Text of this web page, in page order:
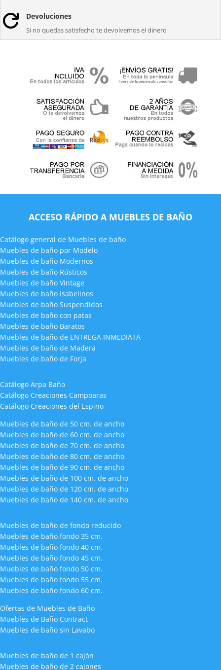
 Devoluciones
Si no quedas satisfecho te devolvemos el dinero
ACCESO RÁPIDO A MUEBLES DE BAÑO
Catálogo general de Muebles de baño
Muebles de baño por Modelo
Muebles de baño Modernos
Muebles de baño Rústicos
Muebles de baño Vintage
Muebles de baño Isabelinos
Muebles de baño Suspendidos
Muebles de baño con patas
Muebles de baño Baratos
Muebles de baño de ENTREGA INMEDIATA
Muebles de baño de Madera
Muebles de baño de Forja
Catálogo Arpa Baño
Catálogo Creaciones Campoaras
Catálogo Creaciones del Espino
Muebles de baño de 50 cm. de ancho
Muebles de baño de 60 cm. de ancho
Muebles de baño de 70 cm. de ancho
Muebles de baño de 80 cm. de ancho
Muebles de baño de 90 cm. de ancho
Muebles de baño de 100 cm. de ancho
Muebles de baño de 120 cm. de ancho
Muebles de baño de 140 cm. de ancho
Muebles de baño de fondo reducido
Muebles de baño fondo 35 cm.
Muebles de baño fondo 40 cm.
Muebles de baño fondo 45 cm.
Muebles de baño fondo 50 cm.
Muebles de baño fondo 55 cm.
Muebles de baño fondo 60 cm.
Ofertas de Muebles de Baño
Muebles de Baño Contract
Muebles de baño sin Lavabo
Muebles de baño de 1 cajón
Muebles de baño de 2 cajones